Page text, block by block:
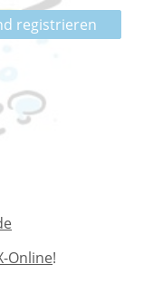
registrieren
Online!